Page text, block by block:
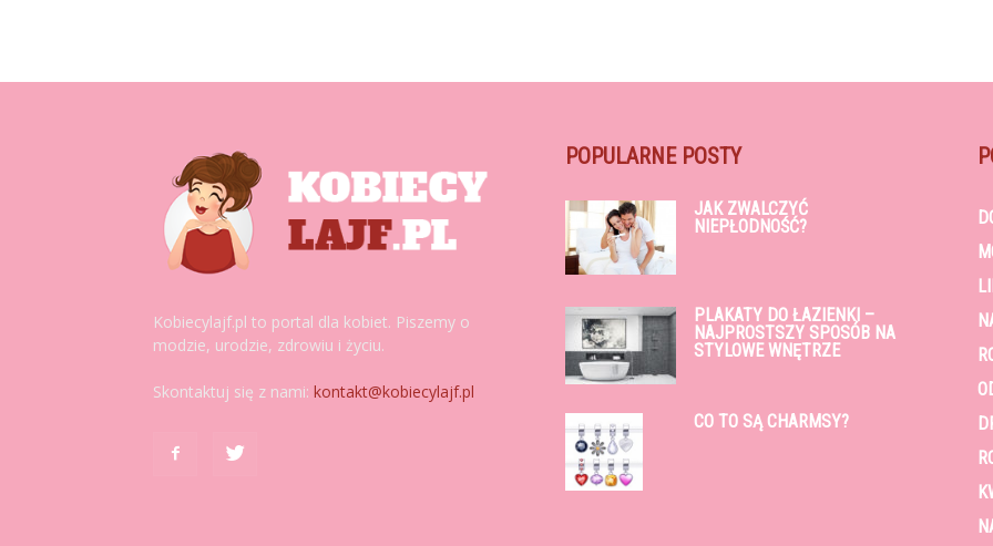
Kobiecylajf.pl to portal dla kobiet. Piszemy o
modzie, urodzie, zdrowiu i życiu.
Skontaktuj się z nami: kontakt@kobiecylajf.pl
POPULARNE POSTY
JAK ZWALCZYĆ
NIEPŁODNOŚĆ?
PLAKATY DO ŁAZIENKI –
NAJPROSTSZY SPOSÓB NA
STYLOWE WNĘTRZE
CO TO SĄ CHARMSY?